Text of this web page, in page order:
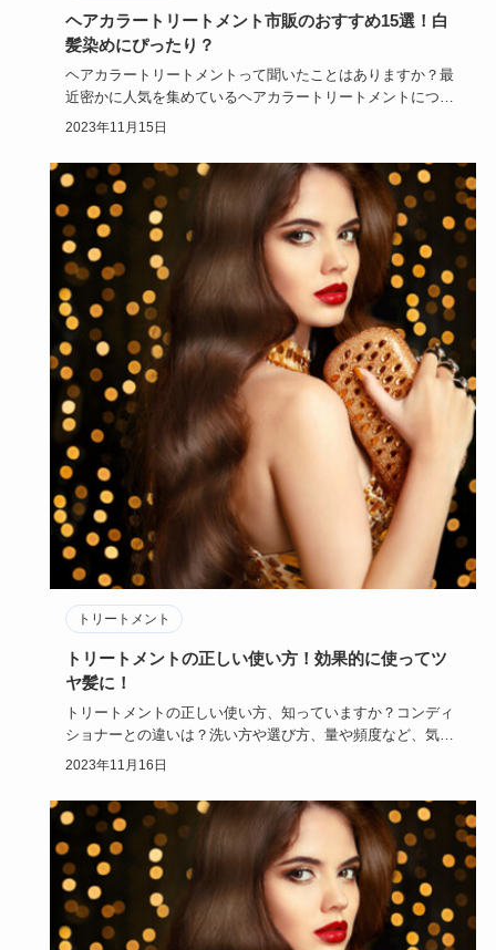
ヘアカラートリートメント市販のおすすめ15選！白
髪染めにぴったり？
ヘアカラートリートメントって聞いたことはありますか？最
近密かに人気を集めているヘアカラートリートメントについ
て今回はまとめ…
2023年11月15日
トリートメント
トリートメントの正しい使い方！効果的に使ってツ
ヤ髪に！
トリートメントの正しい使い方、知っていますか？コンディ
ショナーとの違いは？洗い方や選び方、量や頻度など、気を
付けるポイント…
2023年11月16日